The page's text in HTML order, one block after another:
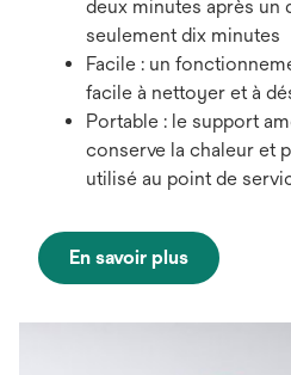
deux minutes après un
seulement dix minutes
Facile : un
facile à nettoyer et à
Portable : le support
conserve la chaleur et
utilisé au point de
En savoir plus
s’ouvre
un